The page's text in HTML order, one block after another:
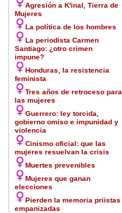
Agresión a K'inal, Tierra de
Mujeres
La política de los hombres
La periodista Carmen
Santiago: ¿otro crimen
impune?
Honduras, la resistencia
feminista
Tres años de retroceso para
las mujeres
Guerrero: ley torcida,
gobierno omiso e impunidad y
violencia
Cinismo oficial: que las
mujeres resuelvan la crisis
Muertes prevenibles
Mujeres que ganan
elecciones
Pierden la memoria priistas
empanizadas